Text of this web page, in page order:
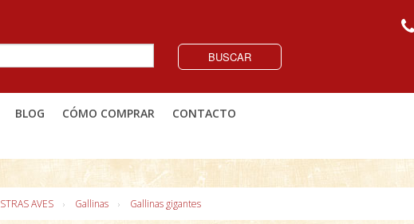
BUSCAR
BLOG CÓMO COMPRAR CONTACTO
AVES Gallinas Gallinas gigantes